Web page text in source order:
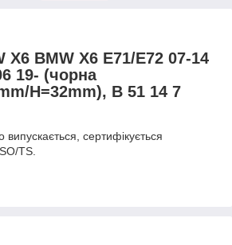
BMW X6 E71/E72 07-14
19- (чорна
H=32mm), B 51 14 7
сертифікується
TS.